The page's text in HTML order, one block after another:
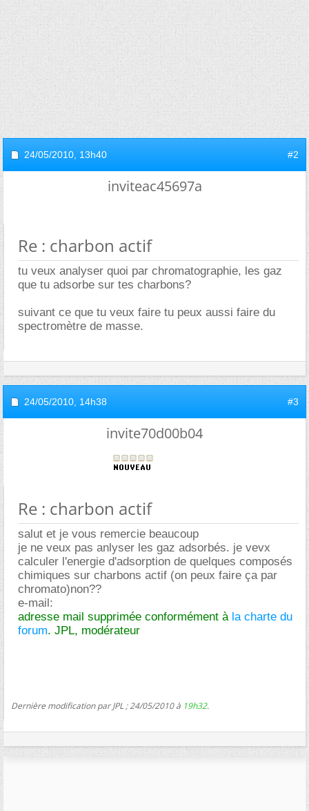
24/05/2010, 13h40 #2
inviteac45697a
Re : charbon actif
tu veux analyser quoi par chromatographie, les gaz
que tu adsorbe sur tes charbons?
suivant ce que tu veux faire tu peux aussi faire du
spectromètre de masse.
24/05/2010, 14h38 #3
invite70d00b04
Re : charbon actif
salut et je vous remercie beaucoup
je ne veux pas anlyser les gaz adsorbés. je vevx
calculer l'energie d'adsorption de quelques composés
chimiques sur charbons actif (on peux faire ça par
chromato)non??
e-mail:
adresse mail supprimée conformément à la charte du
forum. JPL, modérateur
Dernière modification par JPL ; 24/05/2010 à 19h32.